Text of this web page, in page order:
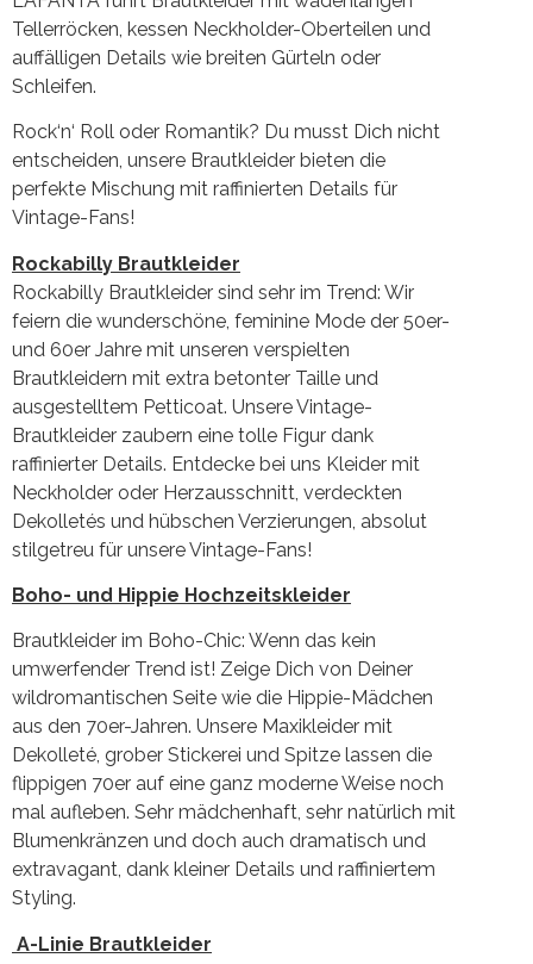
Tellerröcken, kessen Neckholder-Oberteilen und
auffälligen Details wie breiten Gürteln oder
Schleifen.
Rock‘n‘ Roll oder Romantik? Du musst Dich nicht
entscheiden, unsere Brautkleider bieten die
perfekte Mischung mit raffinierten Details für
Vintage-Fans!
Rockabilly Brautkleider
Rockabilly Brautkleider sind sehr im Trend: Wir
feiern die wunderschöne, feminine Mode der 50er-
und 60er Jahre mit unseren verspielten
Brautkleidern mit extra betonter Taille und
ausgestelltem Petticoat. Unsere Vintage-
Brautkleider zaubern eine tolle Figur dank
raffinierter Details. Entdecke bei uns Kleider mit
Neckholder oder Herzausschnitt, verdeckten
Dekolletés und hübschen Verzierungen, absolut
stilgetreu für unsere Vintage-Fans!
Boho- und Hippie Hochzeitskleider
Brautkleider im Boho-Chic: Wenn das kein
umwerfender Trend ist! Zeige Dich von Deiner
wildromantischen Seite wie die Hippie-Mädchen
aus den 70er-Jahren. Unsere Maxikleider mit
Dekolleté, grober Stickerei und Spitze lassen die
flippigen 70er auf eine ganz moderne Weise noch
mal aufleben. Sehr mädchenhaft, sehr natürlich mit
Blumenkränzen und doch auch dramatisch und
extravagant, dank kleiner Details und raffiniertem
Styling.
A-Linie Brautkleider